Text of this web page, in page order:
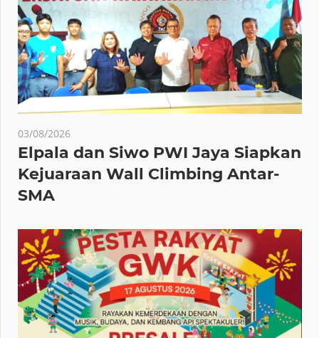
03/08/2026
Elpala dan Siwo PWI Jaya Siapkan
Kejuaraan Wall Climbing Antar-
SMA